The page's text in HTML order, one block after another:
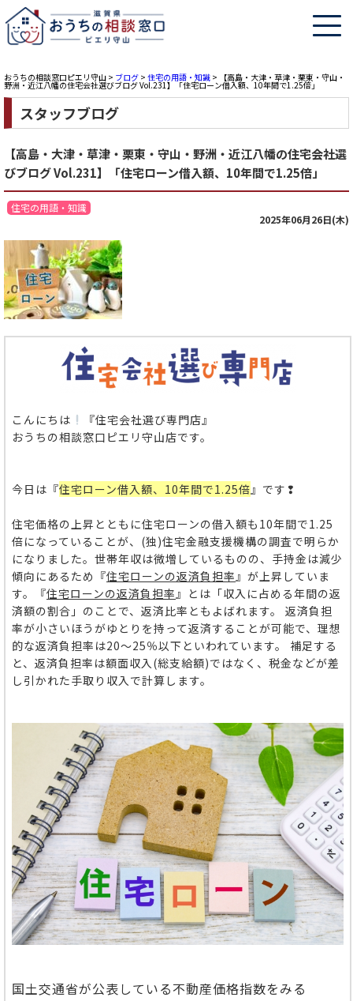
おうちの相談窓口ピエリ守山 > ブログ > 住宅の用語・知識 > 【高島・大津・草津・栗東・守山・
野洲・近江八幡の住宅会社選びブログ Vol.231】「住宅ローン借入額、10年間で1.25倍」
スタッフブログ
【高島・大津・草津・栗東・守山・野洲・近江八幡の住宅会社選
びブログ Vol.231】「住宅ローン借入額、10年間で1.25倍」
住宅の用語・知識
2025年06月26日(木)
こんにちは
『住宅会社選び専門店』
おうちの相談窓口ピエリ守山店です。
今日は『住宅ローン借入額、10年間で1.25倍』です❢
住宅価格の上昇とともに住宅ローンの借入額も10年間で1.25
倍になっていることが、(独)住宅金融支援機構の調査で明らか
になりました。 世帯年収は微増しているものの、手持金は減少
傾向にあるため『住宅ローンの返済負担率』が上昇していま
す。『住宅ローンの返済負担率』とは「収入に占める年間の返
済額の割合」のことで、返済比率ともよばれます。
返済負担
率が小さいほうがゆとりを持って返済することが可能で、理想
的な返済負担率は20～25％以下といわれています。 補足する
と、返済負担率は額面収入(総支給額)ではなく、税金などが差
し引かれた手取り収入で計算します。
国土交通省が公表している不動産価格指数をみる